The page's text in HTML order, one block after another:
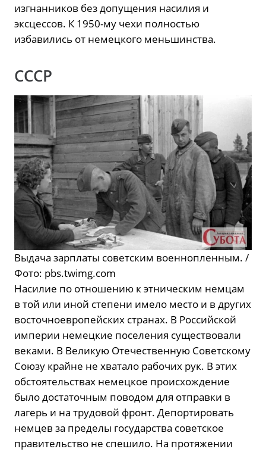
изгнанников без допущения насилия и
эксцессов. К 1950-му чехи полностью
избавились от немецкого меньшинства.
СССР
Выдача зарплаты советским военнопленным. /
Фото: pbs.twimg.com
Насилие по отношению к этническим немцам
в той или иной степени имело место и в других
восточноевропейских странах. В Российской
империи немецкие поселения существовали
веками. В Великую Отечественную Советскому
Союзу крайне не хватало рабочих рук. В этих
обстоятельствах немецкое происхождение
было достаточным поводом для отправки в
лагерь и на трудовой фронт. Депортировать
немцев за пределы государства советское
правительство не спешило. На протяжении